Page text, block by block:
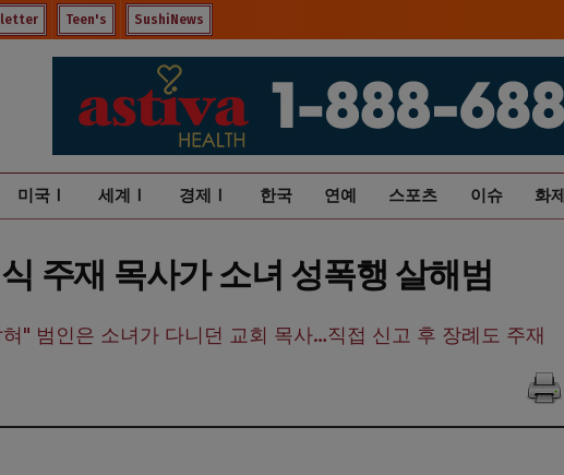
Teen's SushiNews
미국Ⅰ 세계Ⅰ 경제Ⅰ 한국 연예 스포츠 이슈 화제
주재 목사가 소녀 성폭행 살해범
" 범인은 소녀가 다니던 교회 목사…직접 신고 후 장례도 주재